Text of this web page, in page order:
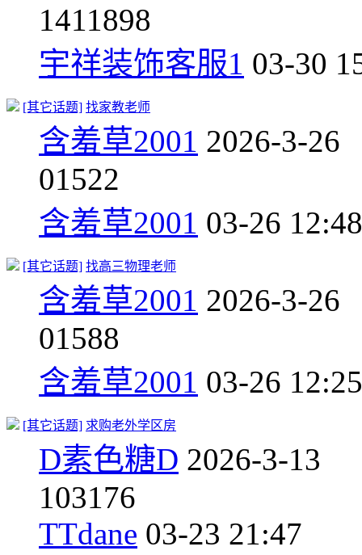
1411898
宇祥装饰客服1 03-30
[其它话题] 找家教老师
含羞草2001 2026-3-26
01522
含羞草2001 03-26 12:48
[其它话题] 找高三物理老师
含羞草2001 2026-3-26
01588
含羞草2001 03-26 12:25
[其它话题] 求购老外学区房
D素色糖D 2026-3-13
103176
TTdane 03-23 21:47